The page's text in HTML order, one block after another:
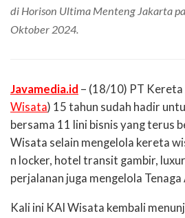
di Horison Ultima Menteng Jakarta
Oktober 2024.
Javamedia.id – (18/10) PT
Wisata) 15 tahun sudah hadir
bersama 11 lini bisnis yang terus
Wisata selain mengelola kereta
n locker, hotel transit gambir,
perjalanan juga mengelola
Kali ini KAI Wisata kembali